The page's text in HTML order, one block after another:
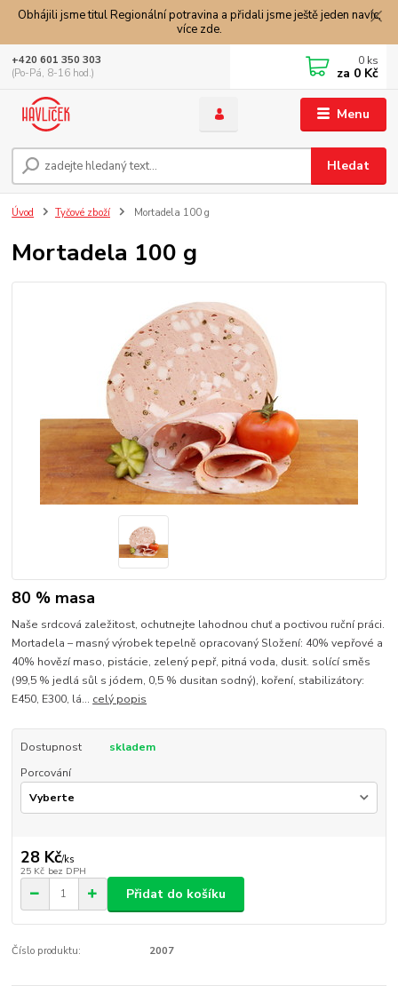
Obhájili jsme titul Regionální potravina a přidali jsme ještě jeden navíc,
více zde.
Menu
Hledat
+420 601 350 303
(Po-Pá, 8-16 hod.)
0 ks
za 0 Kč
Úvod Tyčové zboží Mortadela 100 g
Mortadela 100 g
80 % masa
Naše srdcová zaležitost, ochutnejte lahodnou chuť a poctivou ruční práci.
Mortadela – masný výrobek tepelně opracovaný Složení: 40% vepřové a
40% hovězí maso, pistácie, zelený pepř, pitná voda, dusit. solící směs
(99,5 % jedlá sůl s jódem, 0,5 % dusitan sodný), koření, stabilizátory:
E450, E300, lá... celý popis
Dostupnost
skladem
Porcování
28 Kč/ks
25 Kč bez DPH
Přidat do košíku
Číslo produktu: 2007